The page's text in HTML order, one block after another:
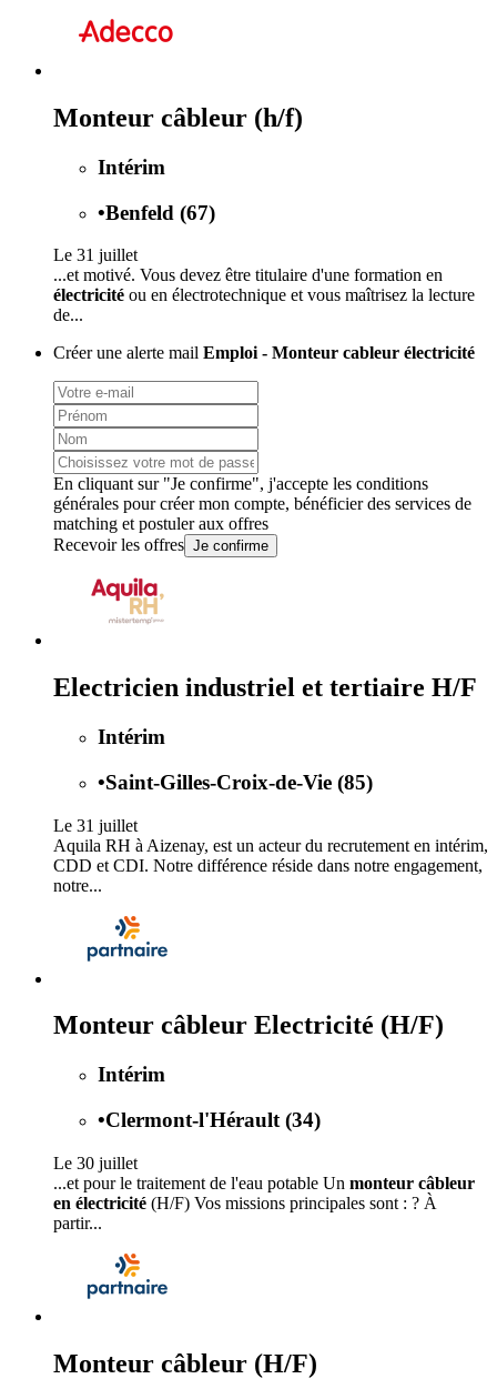
Monteur câbleur (h/f)
Intérim
•Benfeld (67)
Le 31 juillet
...et motivé. Vous devez être titulaire d'une formation en
électricité ou en électrotechnique et vous maîtrisez la lecture
de...
Créer une alerte mail Emploi - Monteur cableur électricité
En cliquant sur "Je confirme", j'accepte les conditions
générales pour créer mon compte, bénéficier des services de
matching et postuler aux offres
Recevoir les offres Je confirme
Electricien industriel et tertiaire H/F
Intérim
•Saint-Gilles-Croix-de-Vie (85)
Le 31 juillet
Aquila RH à Aizenay, est un acteur du recrutement en intérim,
CDD et CDI. Notre différence réside dans notre engagement,
notre...
Monteur câbleur Electricité (H/F)
Intérim
•Clermont-l'Hérault (34)
Le 30 juillet
...et pour le traitement de l'eau potable Un monteur câbleur
en électricité (H/F) Vos missions principales sont : ? À
partir...
Monteur câbleur (H/F)